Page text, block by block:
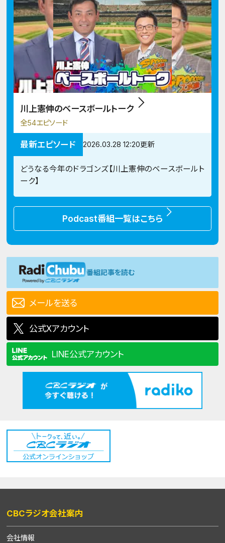
川上憲伸のベースボールトーク
全54エピソード
最新エピソード 2026.03.28 12:20更新
どうなる今年のドラゴンズ【川上憲伸のベースボールト
ーク】
Podcast番組一覧はこちら
番組記事を読む
メールを送る
公式Xアカウント
LINE公式アカウント
CBCラジオ会社案内
会社情報